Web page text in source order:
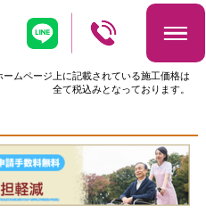
ムページ上に記載されている施工価格は
全て税込みとなっております。